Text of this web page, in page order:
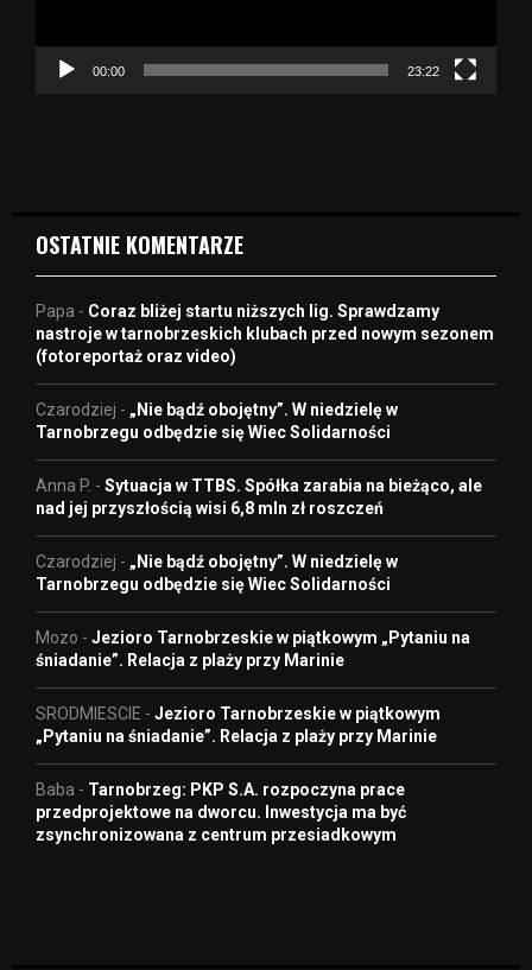
c
00:00 23:22
OSTATNIE KOMENTARZE
Papa - Coraz bliżej startu niższych lig. Sprawdzamy
nastroje w tarnobrzeskich klubach przed nowym sezonem
(fotoreportaż oraz video)
Czarodziej - „Nie bądź obojętny”. W niedzielę w
Tarnobrzegu odbędzie się Wiec Solidarności
Anna P. - Sytuacja w TTBS. Spółka zarabia na bieżąco, ale
nad jej przyszłością wisi 6,8 mln zł roszczeń
Czarodziej - „Nie bądź obojętny”. W niedzielę w
Tarnobrzegu odbędzie się Wiec Solidarności
Mozo - Jezioro Tarnobrzeskie w piątkowym „Pytaniu na
śniadanie”. Relacja z plaży przy Marinie
SRODMIESCIE - Jezioro Tarnobrzeskie w piątkowym
„Pytaniu na śniadanie”. Relacja z plaży przy Marinie
Baba - Tarnobrzeg: PKP S.A. rozpoczyna prace
przedprojektowe na dworcu. Inwestycja ma być
zsynchronizowana z centrum przesiadkowym